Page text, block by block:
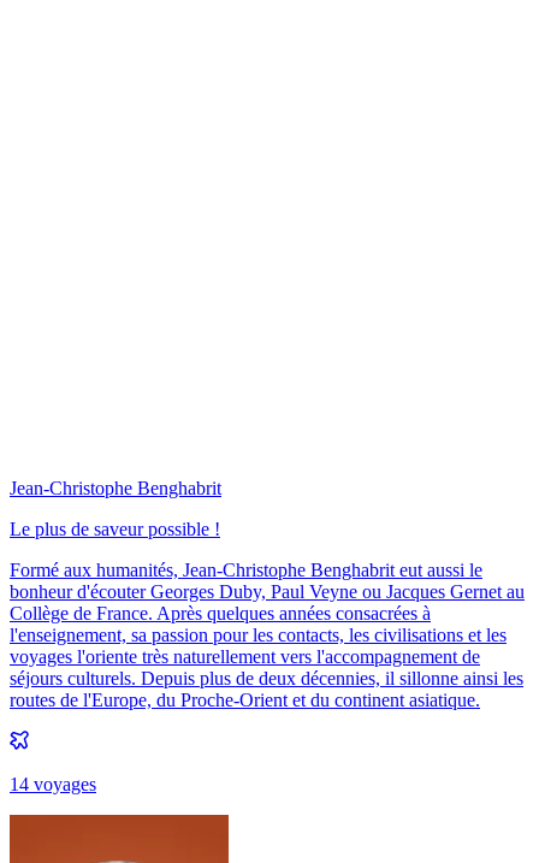
Jean-Christophe Benghabrit
Le plus de saveur possible !
Formé aux humanités, Jean-Christophe Benghabrit eut aussi le
bonheur d'écouter Georges Duby, Paul Veyne ou Jacques Gernet au
Collège de France. Après quelques années consacrées à
l'enseignement, sa passion pour les contacts, les civilisations et les
voyages l'oriente très naturellement vers l'accompagnement de
séjours culturels. Depuis plus de deux décennies, il sillonne ainsi les
routes de l'Europe, du Proche-Orient et du continent asiatique.
14 voyages